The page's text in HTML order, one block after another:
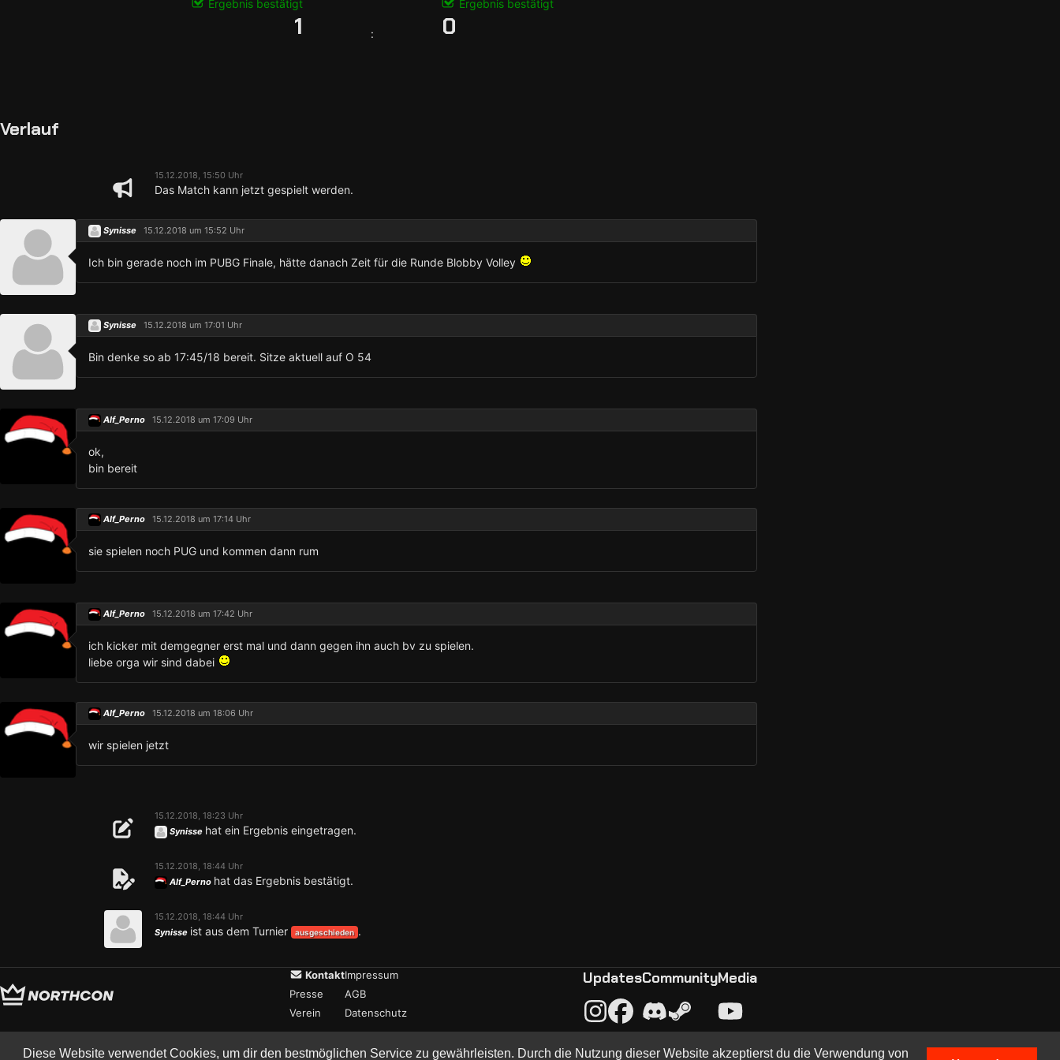
Diese Website verwendet Cookies, um dir den bestmöglichen Service zu gewährleisten. Durch die Nutzung dieser Website akzeptierst du die Verwendung von
Ergebnis bestätigt Ergebnis bestätigt
1 : 0
Verlauf
15.12.2018, 15:50 Uhr
Das Match kann jetzt gespielt werden.
Synisse 15.12.2018 um 15:52 Uhr
Ich bin gerade noch im PUBG Finale, hätte danach Zeit für die Runde Blobby Volley
Synisse 15.12.2018 um 17:01 Uhr
Bin denke so ab 17:45/18 bereit. Sitze aktuell auf O 54
Alf_Perno 15.12.2018 um 17:09 Uhr
ok,
bin bereit
Alf_Perno 15.12.2018 um 17:14 Uhr
sie spielen noch PUG und kommen dann rum
Alf_Perno 15.12.2018 um 17:42 Uhr
ich kicker mit demgegner erst mal und dann gegen ihn auch bv zu spielen.
liebe orga wir sind dabei
Alf_Perno 15.12.2018 um 18:06 Uhr
wir spielen jetzt
15.12.2018, 18:23 Uhr
Synisse hat ein Ergebnis eingetragen.
15.12.2018, 18:44 Uhr
Alf_Perno hat das Ergebnis bestätigt.
15.12.2018, 18:44 Uhr
Synisse ist aus dem Turnier ausgeschieden .
Kontakt
Presse
Verein
Impressum
AGB
Datenschutz
UpdatesCommunityMedia